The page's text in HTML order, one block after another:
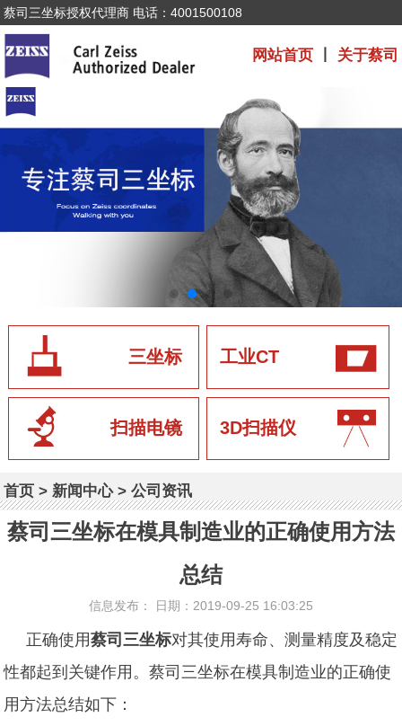
蔡司三坐标授权代理商 电话：4001500108
网站首页丨 关于蔡司
三坐标 工业CT
扫描电镜 3D扫描仪
首页 > 新闻中心>公司资讯
蔡司三坐标在模具制造业的正确使用方法
总结
信息发布： 日期：2019-09-25 16:03:25
正确使用蔡司三坐标对其使用寿命、测量精度及稳定
性都起到关键作用。蔡司三坐标在模具制造业的正确使
用方法总结如下：